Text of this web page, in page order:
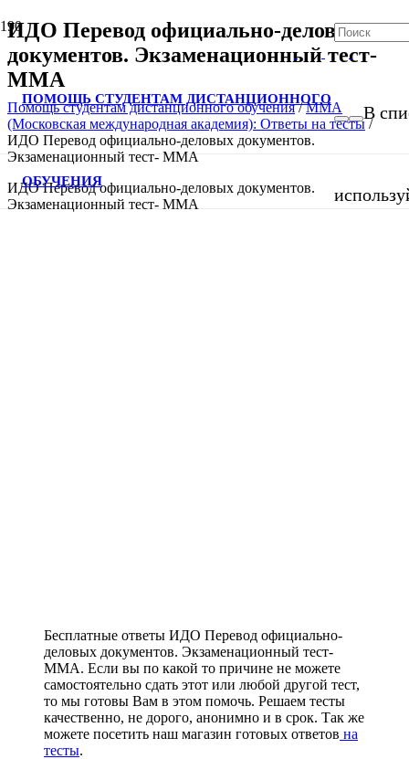
ПОМОЩЬ СТУДЕНТАМ ДИСТАНЦИОННОГО
ОБУЧЕНИЯ
В
ИДО Перевод официально-деловых
документов. Экзаменационный тест-
ММА
Помощь студентам дистанционного обучения/ММА
(Московская международная академия): Ответы на тесты/
ИДО Перевод официально-деловых документов.
Экзаменационный тест- ММА
ИДО Перевод официально-деловых документов.
Экзаменационный тест- ММА
Бесплатные ответы ИДО Перевод официально-
деловых документов. Экзаменационный тест-
ММА. Если вы по какой то причине не можете
самостоятельно сдать этот или любой другой тест,
то мы готовы Вам в этом помочь. Решаем тесты
качественно, не дорого, анонимно и в срок. Так же
можете посетить наш магазин готовых ответов на
тесты.